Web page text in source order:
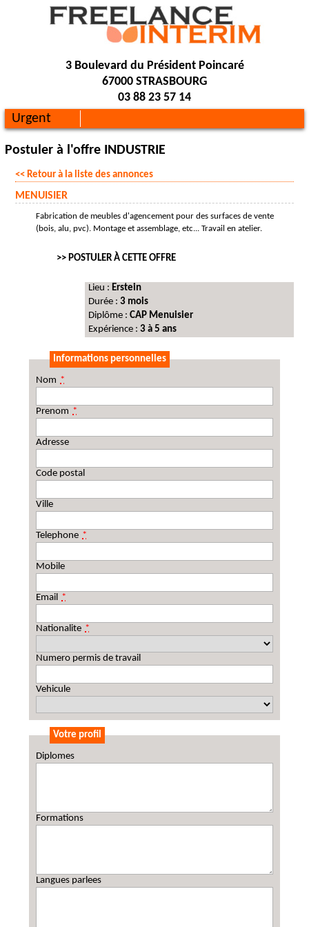
3 Boulevard du Président Poincaré
67000 STRASBOURG
03 88 23 57 14
Urgent
Postuler à l'offre INDUSTRIE
<< Retour à la liste des annonces
MENUISIER
Fabrication de meubles d'agencement pour des surfaces de vente
(bois, alu, pvc). Montage et assemblage, etc... Travail en atelier.
>> POSTULER À CETTE OFFRE
Lieu : Erstein
Durée : 3 mois
Diplôme : CAP Menuisier
Expérience : 3 à 5 ans
Informations personnelles
Nom *
Prenom *
Adresse
Code postal
Ville
Telephone *
Mobile
Email *
Nationalite *
Numero permis de travail
Vehicule
Votre profil
Diplomes
Formations
Langues parlees